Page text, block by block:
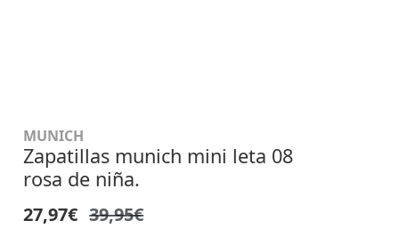
MUNICH
Zapatillas munich mini leta 08
rosa de niña.
27,97€ 39,95€